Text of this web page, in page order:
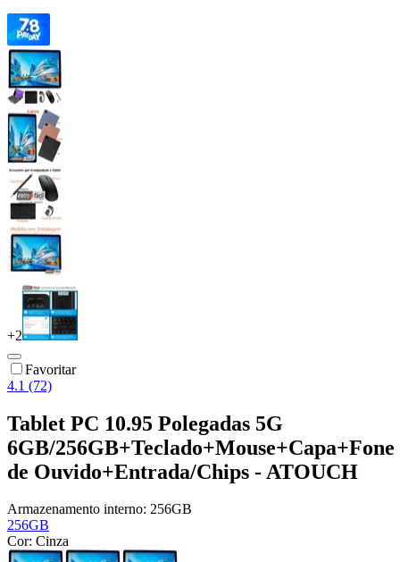
+2
Favoritar
4.1 (72)
Tablet PC 10.95 Polegadas 5G
6GB/256GB+Teclado+Mouse+Capa+Fone
de Ouvido+Entrada/Chips - ATOUCH
Armazenamento interno: 256GB
256GB
Cor: Cinza